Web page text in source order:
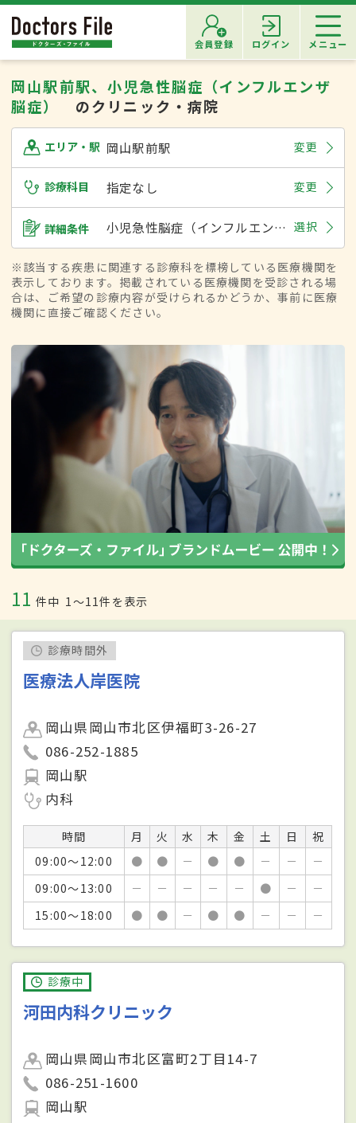
会員登録 ログイン メニュー
岡山駅前駅、小児急性脳症（インフルエンザ
脳症） のクリニック・病院
エリア・駅 岡山駅前駅 変更
診療科目 指定なし 変更
詳細条件 小児急性脳症（インフルエンザ脳症） 選択
※該当する疾患に関連する診療科を標榜している医療機関を
表示しております。掲載されている医療機関を受診される場
合は、ご希望の診療内容が受けられるかどうか、事前に医療
機関に直接ご確認ください。
11 件中 1〜11件を表示
診療時間外
医療法人岸医院
岡山県岡山市北区伊福町3-26-27
086-252-1885
岡山駅
内科
時間 月 火 水 木 金 土 日
祝
09:00～12:00
● ● － ● ● － －
－
09:00～13:00
－ － － － － ● －
－
15:00～18:00
● ● － ● ● － － －
診療中
河田内科クリニック
岡山県岡山市北区富町2丁目14-7
086-251-1600
岡山駅